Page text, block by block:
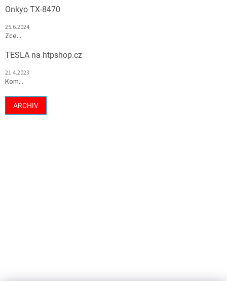
Onkyo TX-8470
25.6.2024
Zce...
TESLA na htpshop.cz
21.4.2023
Kom...
ARCHIV